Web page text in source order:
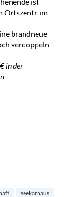
Ortszentrum
brandneue
verdoppeln
in der
seekarhaus